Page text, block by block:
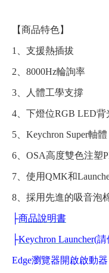
【商品特色】
1、支援熱插拔
2、8000Hz輪詢率
3、人體工學支撐
4、下燈位RGB LED背
5、Keychron Super軸體
6、OSA高度雙色注塑
7、使用QMK和
8、採用先進的吸音泡
├商品說明書
├Keychron Launcher(請
Edge瀏覽器開啟啟動